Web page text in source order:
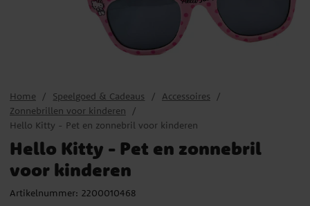
Home Speelgoed & Cadeaus
Accessoires
Zonnebrillen voor kinderen
Hello Kitty - Pet en zonnebril voor kinderen
Hello Kitty - Pet en zonnebril
voor kinderen
Artikelnummer: 2200010468